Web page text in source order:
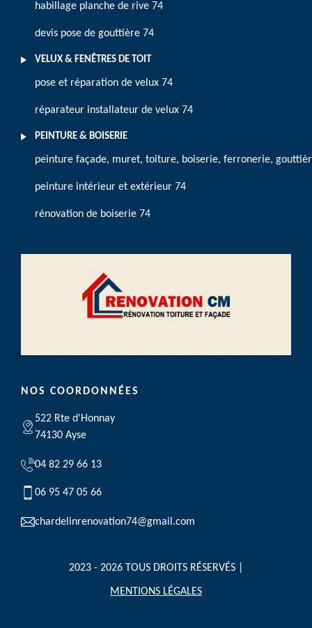
habillage planche de rive 74
devis pose de gouttière 74
VELUX & FENÊTRES DE TOIT
pose et réparation de velux 74
réparateur installateur de velux 74
PEINTURE & BOISERIE
peinture façade, muret, toiture, boiserie, ferronerie,
peinture intérieur et extérieur 74
rénovation de boiserie 74
NOS COORDONNÉES
522 Rte d'Honnay
74130 Ayse
04 82 29 66 13
06 95 47 05 66
chardelinrenovation74@gmail.com
2023 - 2026 TOUS DROITS RÉSERVÉS |
MENTIONS LÉGALES